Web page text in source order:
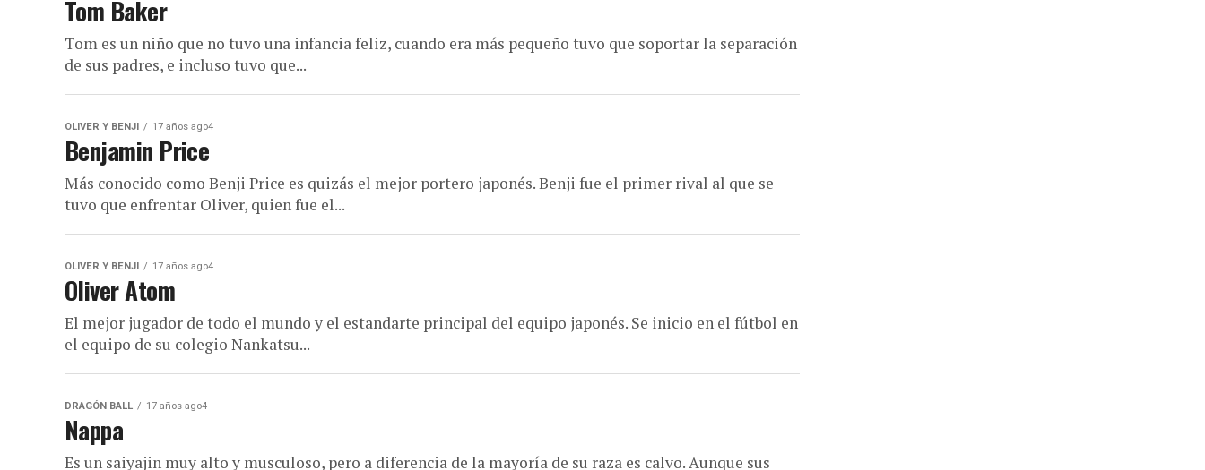
Tom Baker
Tom es un niño que no tuvo una infancia feliz, cuando era más pequeño tuvo que soportar la separación
de sus padres, e incluso tuvo que...
OLIVER Y BENJI 17 años ago4
Benjamin Price
Más conocido como Benji Price es quizás el mejor portero japonés. Benji fue el primer rival al que se
tuvo que enfrentar Oliver, quien fue el...
OLIVER Y BENJI 17 años ago4
Oliver Atom
El mejor jugador de todo el mundo y el estandarte principal del equipo japonés. Se inicio en el fútbol en
el equipo de su colegio Nankatsu...
DRAGÓN BALL 17 años ago4
Nappa
Es un saiyajin muy alto y musculoso, pero a diferencia de la mayoría de su raza es calvo. Aunque sus